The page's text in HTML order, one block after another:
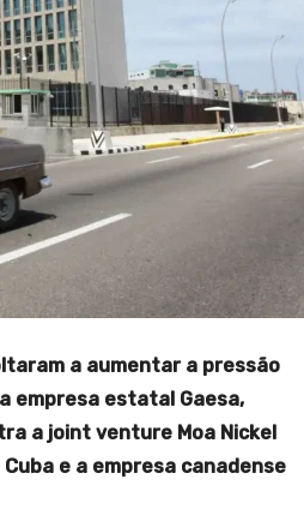
a aumentar a pressão
empresa estatal Gaesa,
a joint venture Moa Nickel
e a empresa canadense